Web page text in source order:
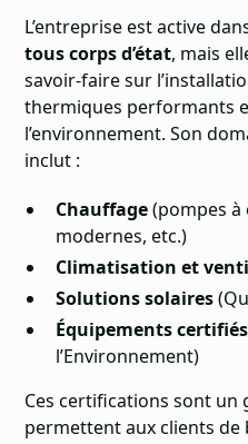
L’entreprise est active
tous corps d’état, mais
savoir-faire sur
thermiques performants
l’environnement. Son
inclut :
Chauffage(pompes à
modernes, etc.)
Climatisation et
Solutions solaires
Équipements certifiés
l’Environnement)
Ces certifications sont un
permettent aux clients de